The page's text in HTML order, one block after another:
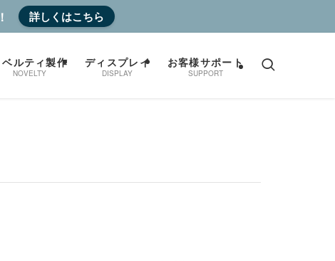
詳しくはこちら
ベルティ製作
NOVELTY
ディスプレイ
DISPLAY
お客様サポート
SUPPORT